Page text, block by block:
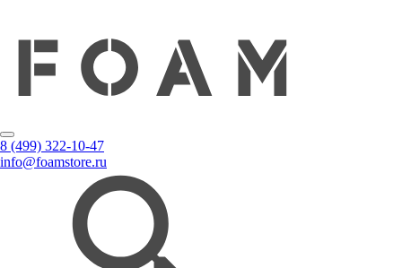
8 (499) 322-10-47
info@foamstore.ru